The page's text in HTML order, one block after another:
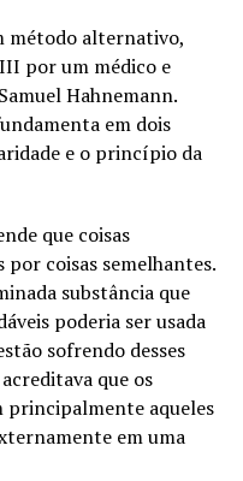
método alternativo,
por um médico e
Hahnemann.
em dois
e o princípio da
que coisas
por coisas semelhantes.
substância que
poderia ser usada
sofrendo desses
que os
principalmente aqueles
em uma